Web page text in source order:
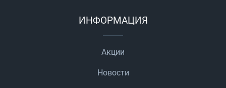
ИНФОРМАЦИЯ
Акции
Новости